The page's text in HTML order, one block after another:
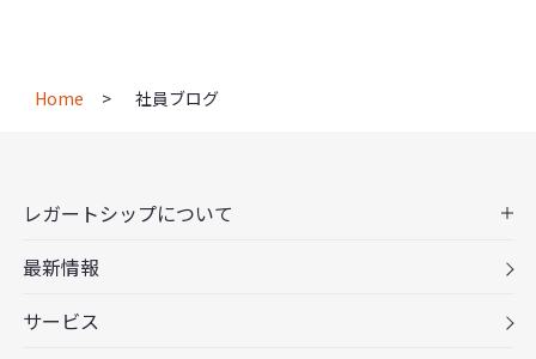
Home 社員ブログ
レガートシップについて
最新情報
サービス